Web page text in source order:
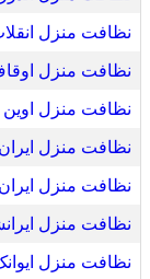
نظافت منزل
نظافت منزل
نظافت منزل
نظافت منزل
نظافت منزل
نظافت منزل
نظافت منزل